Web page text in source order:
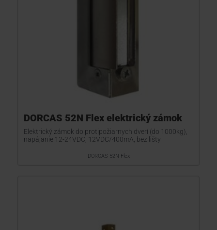
DORCAS 52N Flex elektrický zámok
Elektrický zámok do protipožiarnych dverí (do 1000kg),
napájanie 12-24VDC, 12VDC/400mA, bez lišty
DORCAS 52N Flex